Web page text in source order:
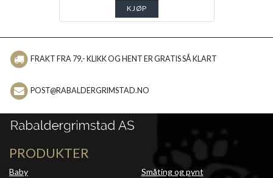
KJØP
FRAKT FRA 79,- KLIKK OG HENT ER GRATIS SÅ KLART
POST@RABALDERGRIMSTAD.NO
PRODUKTER
Baby
Småting og pynt